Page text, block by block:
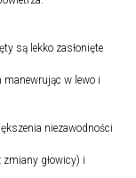
są lekko zasłonięte
w lewo i
niezawodności
głowicy) i